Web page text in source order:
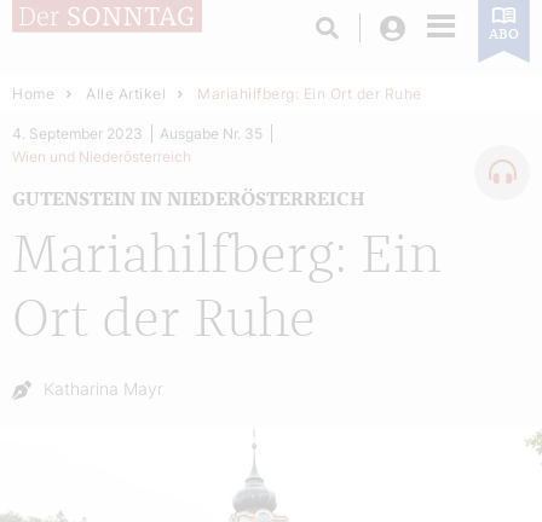
Login ABO
Home Alle Artikel Mariahilfberg: Ein Ort der Ruhe
Mariahilfberg: Ein
Ort der Ruhe
GUTENSTEIN IN NIEDERÖSTERREICH
4. September 2023
Ausgabe Nr. 35
Wien und Niederösterreich
Autor:
Katharina Mayr